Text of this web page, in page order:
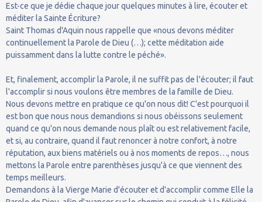
Est-ce que je dédie chaque jour quelques minutes à lire, écouter et
méditer la Sainte Écriture?
Saint Thomas d'Aquin nous rappelle que «nous devons méditer
continuellement la Parole de Dieu (…); cette méditation aide
puissamment dans la lutte contre le péché».
Et, finalement, accomplir la Parole, il ne suffit pas de l'écouter; il faut
l'accomplir si nous voulons être membres de la famille de Dieu.
Nous devons mettre en pratique ce qu'on nous dit! C'est pourquoi il
est bon que nous nous demandions si nous obéissons seulement
quand ce qu'on nous demande nous plaît ou est relativement facile,
et si, au contraire, quand il faut renoncer à notre confort, à notre
réputation, aux biens matériels ou à nos moments de repos…, nous
mettons la Parole entre parenthèses jusqu'à ce que viennent des
temps meilleurs.
Demandons à la Vierge Marie d'écouter et d'accomplir comme Elle la